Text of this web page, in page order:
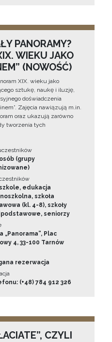
PANORAMY?
WIEKU JAKO
(NOWOŚĆ)
XIX. wieku jako
sztukę, naukę i iluzję,
doświadczenia
Zajęcia nawiązują m.in.
oraz ukazują zarówno
tworzenia tych
(grupy
edukacja
szkoła
(kl. 4-8), szkoły
seniorzy
„Panorama”, Plac
4, 33-100 Tarnów
rezerwacja
(+48) 784 912 326
CZYLI